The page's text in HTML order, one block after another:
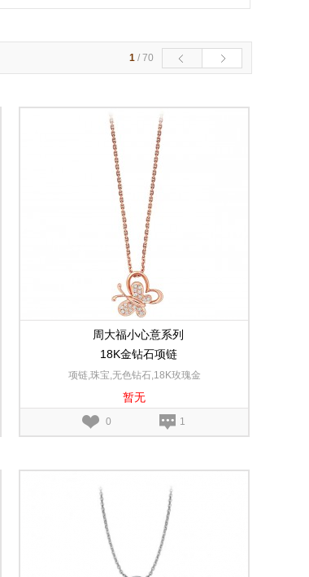
1 / 70
周大福小心意系列
18K金钻石项链
项链,珠宝,无色钻石,18K玫瑰金
暂无
0 1